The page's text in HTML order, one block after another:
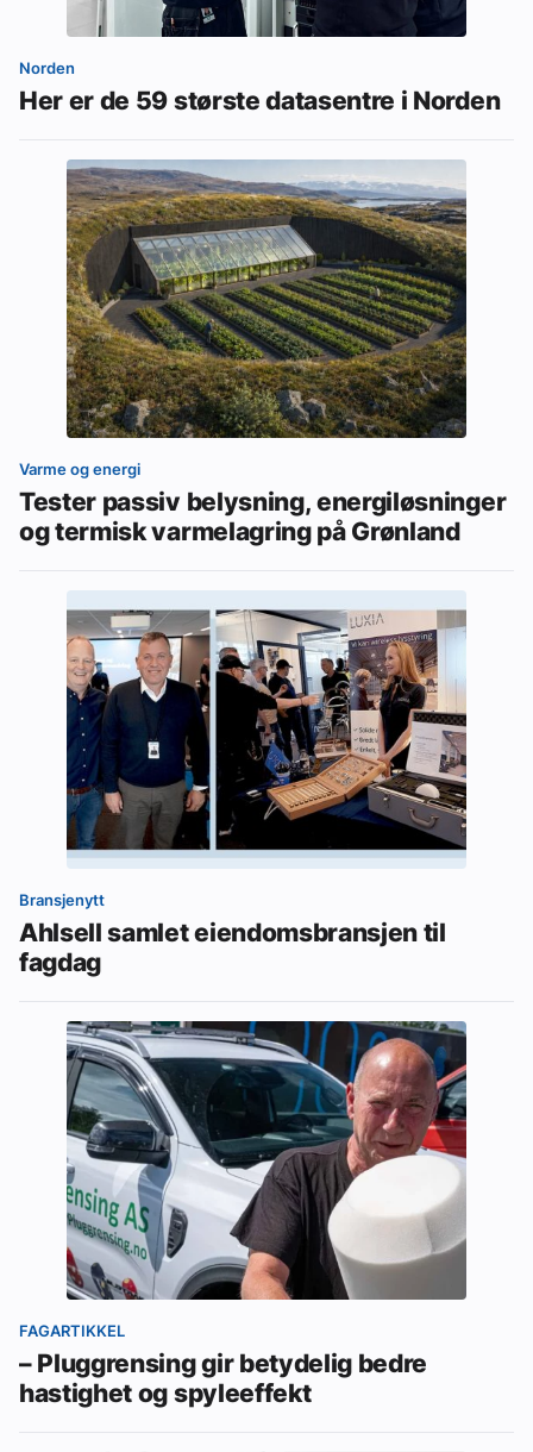
Norden
Her er de 59 største datasentre i Norden
Varme og energi
Tester passiv belysning, energiløsninger
og termisk varmelagring på Grønland
Bransjenytt
Ahlsell samlet eiendomsbransjen til
fagdag
FAGARTIKKEL
– Pluggrensing gir betydelig bedre
hastighet og spyleeffekt